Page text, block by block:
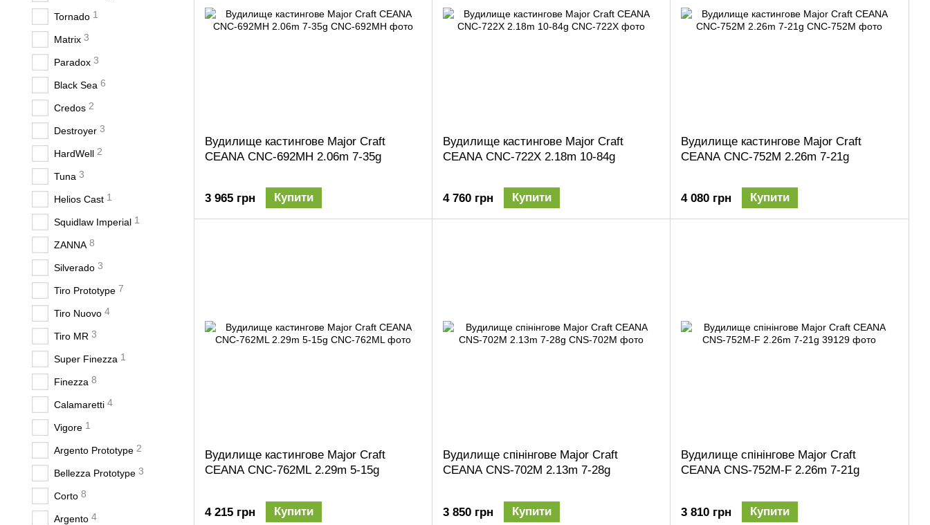
Вудилище кастингове Major Craft
CEANA CNC-692MH 2.06m 7-35g
3 965 грн Купити
Вудилище кастингове Major Craft
CEANA CNC-722X 2.18m 10-84g
4 760 грн Купити
Вудилище кастингове Major Craft
CEANA CNC-752M 2.26m 7-21g
4 080 грн Купити
Вудилище кастингове Major Craft
CEANA CNC-762ML 2.29m 5-15g
4 215 грн Купити
Вудилище спінінгове Major Craft
CEANA CNS-702M 2.13m 7-28g
3 850 грн Купити
Вудилище спінінгове Major Craft
CEANA CNS-752M-F 2.26m 7-21g
3 810 грн Купити
Tornado 1
Matrix 3
Paradox 3
Black Sea 6
Credos 2
Destroyer 3
HardWell 2
Tuna 3
Helios Cast 1
Squidlaw Imperial 1
ZANNA 8
Silverado 3
Tiro Prototype 7
Tiro Nuovo 4
Tiro MR 3
Super Finezza 1
Finezza 8
Calamaretti 4
Vigore 1
Argento Prototype 2
Bellezza Prototype 3
Corto 8
Argento 4